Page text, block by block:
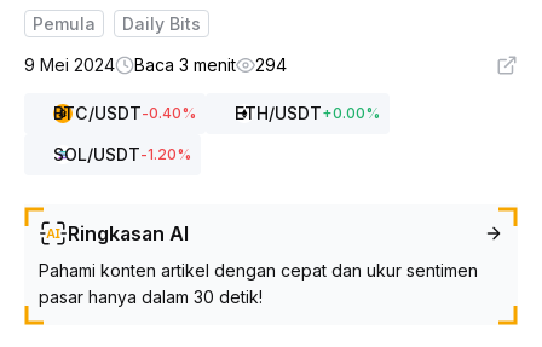
Pemula
Daily Bits
9 Mei 2024
Baca 3 menit 294
BTC/USDT-0.40% ETH/USDT+0.00%
SOL/USDT-1.20%
Ringkasan AI
Pahami konten artikel dengan cepat dan ukur sentimen
pasar hanya dalam 30 detik!